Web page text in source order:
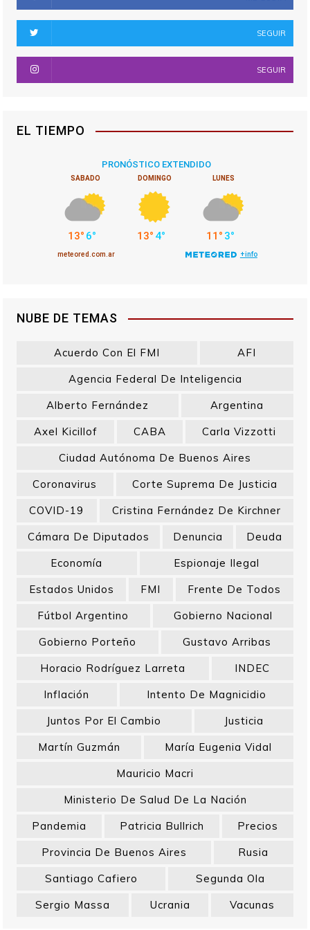
SEGUIR
SEGUIR
EL TIEMPO
NUBE DE TEMAS
Acuerdo Con El FMI
AFI
Agencia Federal De Inteligencia
Alberto Fernández
Argentina
Axel Kicillof
CABA
Carla Vizzotti
Ciudad Autónoma De Buenos Aires
Coronavirus
Corte Suprema De Justicia
COVID-19
Cristina Fernández De Kirchner
Cámara De Diputados
Denuncia
Deuda
Economía
Espionaje Ilegal
Estados Unidos
FMI
Frente De Todos
Fútbol Argentino
Gobierno Nacional
Gobierno Porteño
Gustavo Arribas
Horacio Rodríguez Larreta
INDEC
Inflación
Intento De Magnicidio
Juntos Por El Cambio
Justicia
Martín Guzmán
María Eugenia Vidal
Mauricio Macri
Ministerio De Salud De La Nación
Pandemia
Patricia Bullrich
Precios
Provincia De Buenos Aires
Rusia
Santiago Cafiero
Segunda Ola
Sergio Massa
Ucrania Vacunas